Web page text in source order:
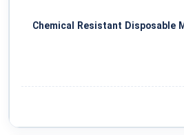
Chemical Resistant Disposable